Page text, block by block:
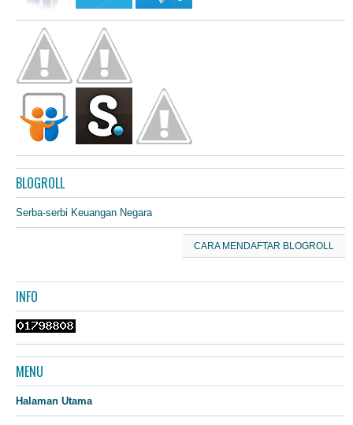
BLOGROLL
Serba-serbi Keuangan Negara
CARA MENDAFTAR BLOGROLL
INFO
MENU
Halaman Utama